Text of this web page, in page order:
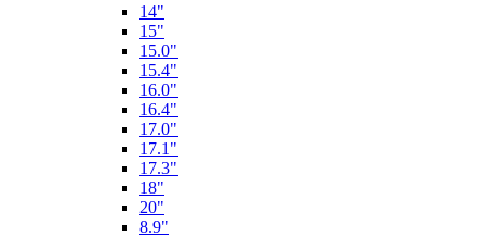
14"
15"
15.0"
15.4"
16.0"
16.4"
17.0"
17.1"
17.3"
18"
20"
8.9"